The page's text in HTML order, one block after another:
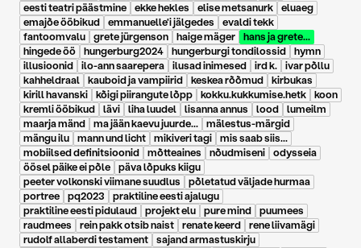
eesti teatri päästmine
ekke hekles elise metsanurk
eluaeg
emajõe ööbikud
emmanuelle'i jälgedes
evaldi tekk
fantoomvalu
grete jürgenson haige mäger
hans ja grete...
hingede öö
hungerburg2024 hungerburgi tondilossid
hymn
illusioonid
ilo-ann saarepera ilusad inimesed ird k.
ivar põllu
kahheldraal
kauboid ja vampiirid keskea rõõmud
kirbukas
kirill havanski
kõigi piirangute lõpp kokku.kukkumise.hetk
koon
kremli ööbikud
lävi liha luudel lisanna annus lood
lumeilm
maarja mänd
ma jään kaevu juurde...
mälestus-märgid
mängu ilu
mann und licht mikiveri tagi
mis saab siis...
mobiilsed definitsioonid
mõtteaines nõudmiseni
odysseia
öösel päike ei põle
päva lõpuks kiigu
peeter volkonski viimane suudlus
põletatud väljade hurmaa
portree
pq2023
praktiline eesti ajalugu
praktiline eesti pidulaud
projekt elu pure mind
puumees
raudmees
rein pakk otsib naist renate keerd
rene liivamägi
rudolf allaberdi testament
sajand armastuskirju